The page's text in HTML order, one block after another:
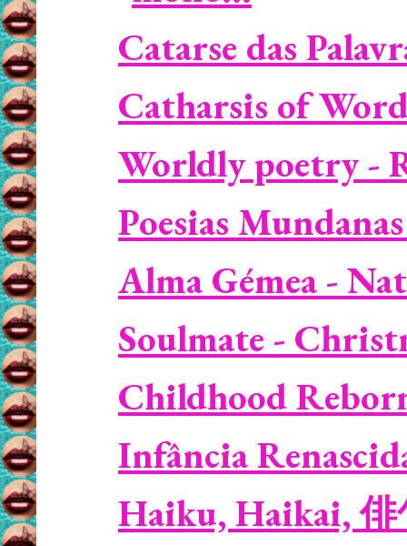
Catarse das
Catharsis of
Worldly poetry -
Poesias
Alma Gémea -
Soulmate -
Childhood
Infância
Haiku, Haikai,